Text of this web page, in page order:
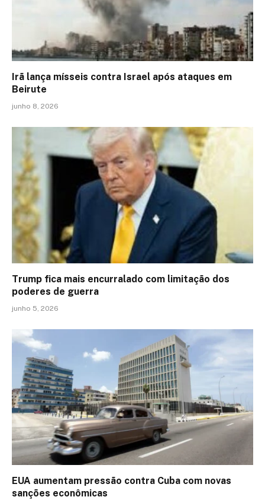
Irã lança mísseis contra Israel após ataques em
Beirute
junho 8, 2026
Trump fica mais encurralado com limitação dos
poderes de guerra
junho 5, 2026
EUA aumentam pressão contra Cuba com novas
sanções econômicas